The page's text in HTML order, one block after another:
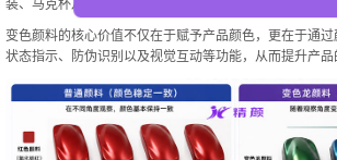
装、马克杯及互动玩具等领域。
变色颜料的核心价值不仅在于赋予产品颜色，更在于通过
状态指示、防伪识别以及视觉互动等功能，从而提升产品